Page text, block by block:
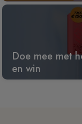
Doe mee met
en win